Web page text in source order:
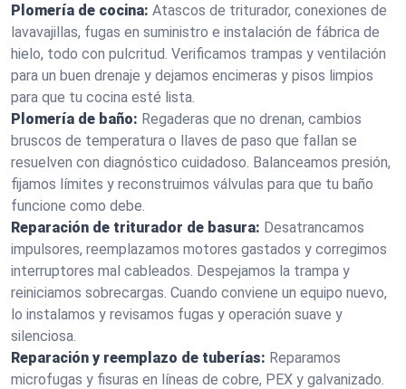
Plomería de cocina: Atascos de triturador, conexiones de
lavavajillas, fugas en suministro e instalación de fábrica de
hielo, todo con pulcritud. Verificamos trampas y ventilación
para un buen drenaje y dejamos encimeras y pisos limpios
para que tu cocina esté lista.
Plomería de baño: Regaderas que no drenan, cambios
bruscos de temperatura o llaves de paso que fallan se
resuelven con diagnóstico cuidadoso. Balanceamos presión,
fijamos límites y reconstruimos válvulas para que tu baño
funcione como debe.
Reparación de triturador de basura: Desatrancamos
impulsores, reemplazamos motores gastados y corregimos
interruptores mal cableados. Despejamos la trampa y
reiniciamos sobrecargas. Cuando conviene un equipo nuevo,
lo instalamos y revisamos fugas y operación suave y
silenciosa.
Reparación y reemplazo de tuberías: Reparamos
microfugas y fisuras en líneas de cobre, PEX y galvanizado.